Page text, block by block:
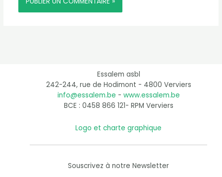
Essalem asbl
242-244, rue de Hodimont - 4800 Verviers
info@essalem.be - www.essalem.be
BCE : 0458 866 121- RPM Verviers
Logo et charte graphique
Souscrivez à notre Newsletter